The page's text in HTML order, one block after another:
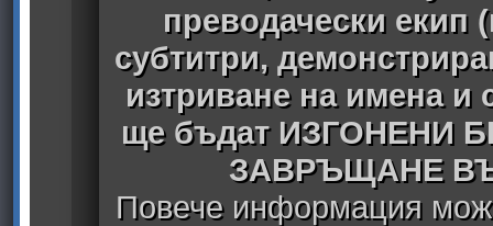
преводачески екип
субтитри,
изтриване на имена
ще бъдат ИЗГОНЕНИ
ЗАВРЪЩАНЕ
Повече информация